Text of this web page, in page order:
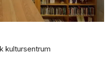
kultursentrum